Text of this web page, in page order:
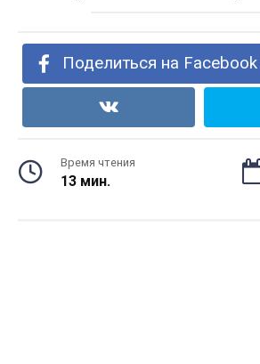
Поделиться на Facebook
Время чтения
13 мин.